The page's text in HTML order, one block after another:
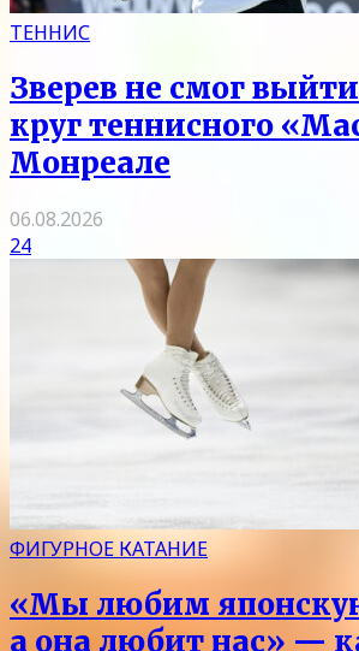
ТЕННИС
Зверев не смог
круг теннисного
Монреале
06.08.2026
24
ФИГУРНОЕ КАТАНИЕ
«Мы любим
а она любит нас» —